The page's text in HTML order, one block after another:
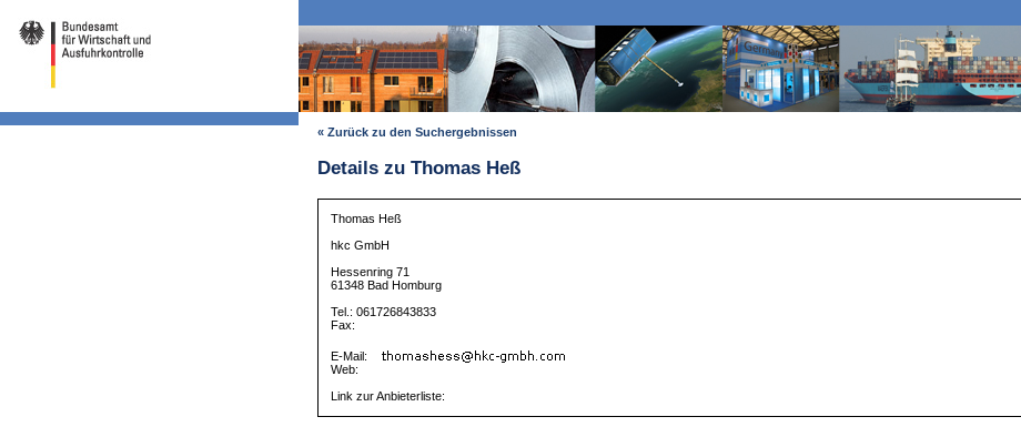
« Zurück zu den Suchergebnissen
Details zu Thomas Heß
Thomas Heß
hkc GmbH
Hessenring 71
61348 Bad Homburg
Tel.: 061726843833
Fax:
E-Mail:
Web:
Link zur Anbieterliste: